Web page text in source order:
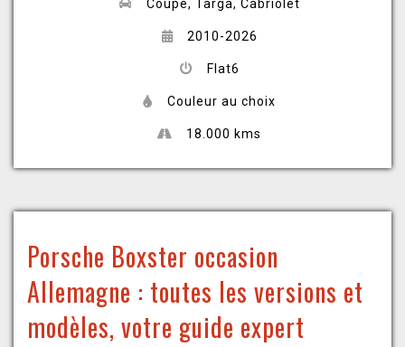
Coupé, Targa, Cabriolet
2010-2026
Flat6
Couleur au choix
18.000 kms
Porsche Boxster occasion
Allemagne : toutes les versions et
modèles, votre guide expert